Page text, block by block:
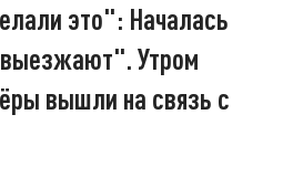
это": Началась
Утром
вышли на связь с